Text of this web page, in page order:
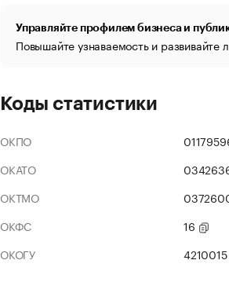
Управляйте профилем бизнеса и
Повышайте узнаваемость и развивайте
Коды статистики
ОКПО
ОКАТО
ОКТМО
ОКФС
16
ОКОГУ
4210015